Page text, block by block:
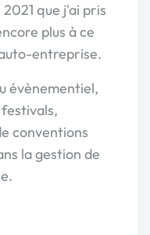
que j'ai pris
plus à ce
entreprise.
évènementiel,
conventions
la gestion de